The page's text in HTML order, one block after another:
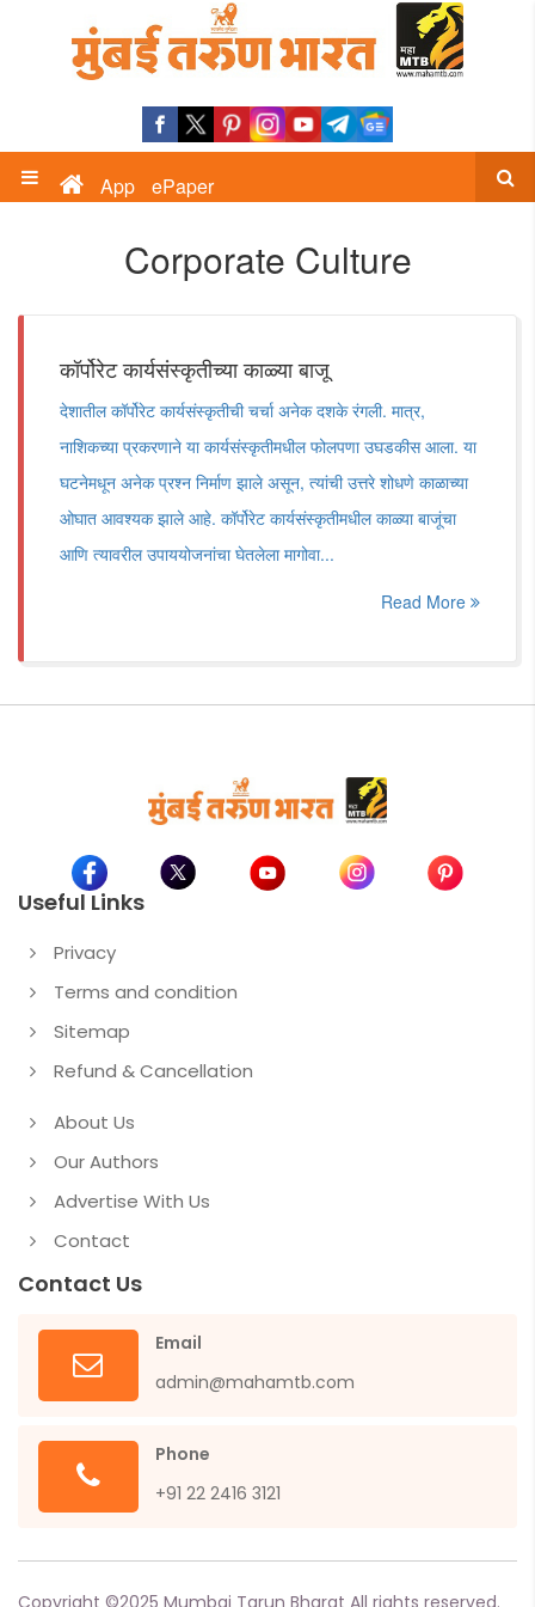
App ePaper
Corporate Culture
कॉर्पोरेट कार्यसंस्कृतीच्या काळ्या बाजू
देशातील कॉर्पोरेट कार्यसंस्कृतीची चर्चा अनेक दशके रंगली. मात्र,
नाशिकच्या प्रकरणाने या कार्यसंस्कृतीमधील फोलपणा उघडकीस आला. या
घटनेमधून अनेक प्रश्न निर्माण झाले असून, त्यांची उत्तरे शोधणे काळाच्या
ओघात आवश्यक झाले आहे. कॉर्पोरेट कार्यसंस्कृतीमधील काळ्या बाजूंचा
आणि त्यावरील उपाययोजनांचा घेतलेला मागोवा...
Read More
Useful Links
Privacy
Terms and condition
Sitemap
Refund & Cancellation
About Us
Our Authors
Advertise With Us
Contact
Contact Us
Email
admin@mahamtb.com
Phone
+91 22 2416 3121
Copyright ©2025 Mumbai Tarun Bharat All rights reserved.